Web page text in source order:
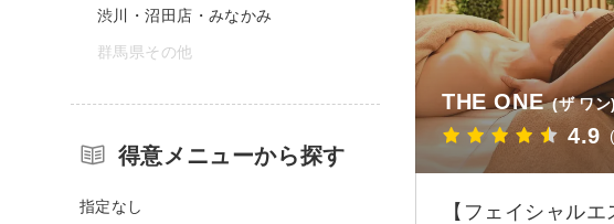
THE ONE (ザ ワン)
4.9
【フェイシャル
渋川・沼田店・みなかみ
群馬県その他
得意メニューから探す
指定なし